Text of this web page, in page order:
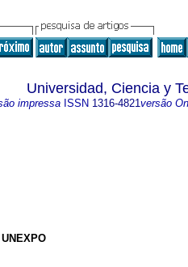
Universidad, Ciencia y
impressa ISSN 1316-4821versão